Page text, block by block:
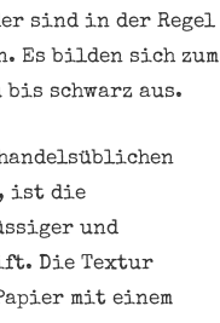
sind in der Regel
Es bilden sich zum
schwarz aus.
ist die
und
Die Textur
mit einem